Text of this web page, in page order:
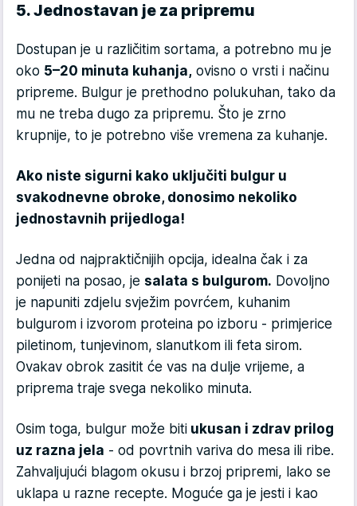
5. Jednostavan je za pripremu
Dostupan je u različitim sortama, a potrebno mu je
oko 5–20 minuta kuhanja, ovisno o vrsti i načinu
pripreme. Bulgur je prethodno polukuhan, tako da
mu ne treba dugo za pripremu. Što je zrno
krupnije, to je potrebno više vremena za kuhanje.
Ako niste sigurni kako uključiti bulgur u
svakodnevne obroke, donosimo nekoliko
jednostavnih prijedloga!
Jedna od najpraktičnijih opcija, idealna čak i za
ponijeti na posao, je salata s bulgurom. Dovoljno
je napuniti zdjelu svježim povrćem, kuhanim
bulgurom i izvorom proteina po izboru - primjerice
piletinom, tunjevinom, slanutkom ili feta sirom.
Ovakav obrok zasitit će vas na dulje vrijeme, a
priprema traje svega nekoliko minuta.
Osim toga, bulgur može biti ukusan i zdrav prilog
uz razna jela - od povrtnih variva do mesa ili ribe.
Zahvaljujući blagom okusu i brzoj pripremi, lako se
uklapa u razne recepte. Moguće ga je jesti i kao